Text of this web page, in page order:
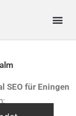
SEO für Eningen